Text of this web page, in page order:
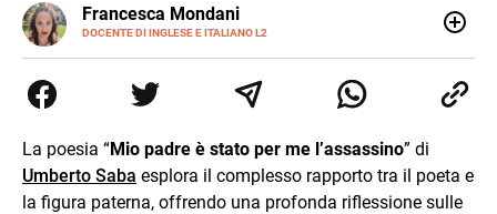
Francesca Mondani
DOCENTE DI INGLESE E ITALIANO L2
LINKEDIN
INSTAGRAM
secondaria di secondo grado. Mi occupo inoltre di
traduzioni, SEO Onsite e contenuti per il web. Amo i saggi
della sintesi.
La poesia “Mio padre è stato per me l’assassino” di
Umberto Saba esplora il complesso rapporto tra il poeta e
la figura paterna, offrendo una profonda riflessione sulle